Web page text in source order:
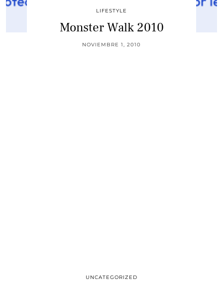
LIFESTYLE
Monster Walk 2010
NOVIEMBRE 1, 2010
UNCATEGORIZED